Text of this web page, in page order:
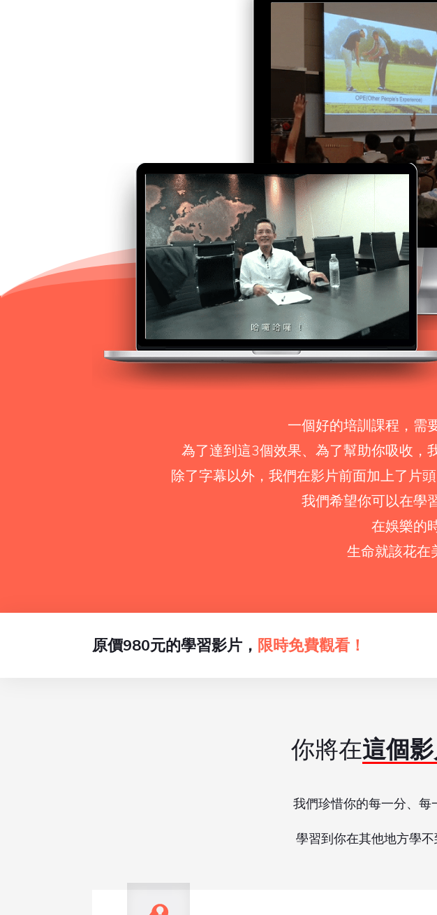
一個好的培訓課程，需
為了達到這3個效果、為了幫助你吸收，
除了字幕以外，我們在影片前面加上了片
我們希望你可以在學
在娛樂的
生命就該花在
原價980元的學習影片， 限時免費觀看！
你將在這個
我們珍惜你的每一分、每
學習到你在其他地方學